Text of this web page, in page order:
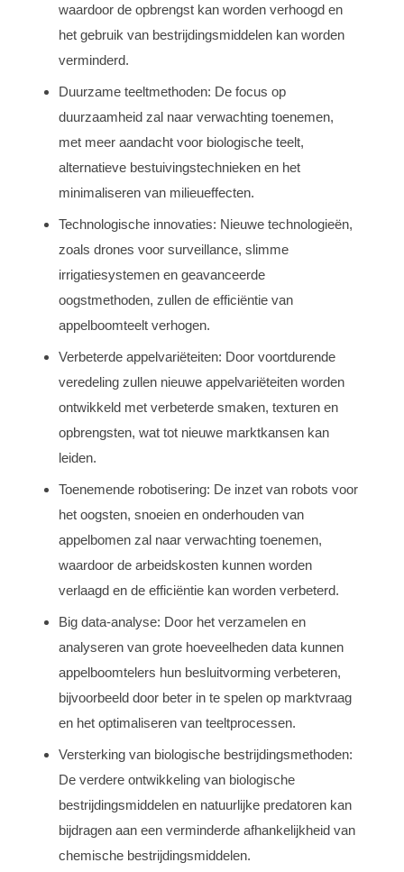
waardoor de opbrengst kan worden verhoogd en
het gebruik van bestrijdingsmiddelen kan worden
verminderd.
Duurzame teeltmethoden: De focus op
duurzaamheid zal naar verwachting toenemen,
met meer aandacht voor biologische teelt,
alternatieve bestuivingstechnieken en het
minimaliseren van milieueffecten.
Technologische innovaties: Nieuwe technologieën,
zoals drones voor surveillance, slimme
irrigatiesystemen en geavanceerde
oogstmethoden, zullen de efficiëntie van
appelboomteelt verhogen.
Verbeterde appelvariëteiten: Door voortdurende
veredeling zullen nieuwe appelvariëteiten worden
ontwikkeld met verbeterde smaken, texturen en
opbrengsten, wat tot nieuwe marktkansen kan
leiden.
Toenemende robotisering: De inzet van robots voor
het oogsten, snoeien en onderhouden van
appelbomen zal naar verwachting toenemen,
waardoor de arbeidskosten kunnen worden
verlaagd en de efficiëntie kan worden verbeterd.
Big data-analyse: Door het verzamelen en
analyseren van grote hoeveelheden data kunnen
appelboomtelers hun besluitvorming verbeteren,
bijvoorbeeld door beter in te spelen op marktvraag
en het optimaliseren van teeltprocessen.
Versterking van biologische bestrijdingsmethoden:
De verdere ontwikkeling van biologische
bestrijdingsmiddelen en natuurlijke predatoren kan
bijdragen aan een verminderde afhankelijkheid van
chemische bestrijdingsmiddelen.